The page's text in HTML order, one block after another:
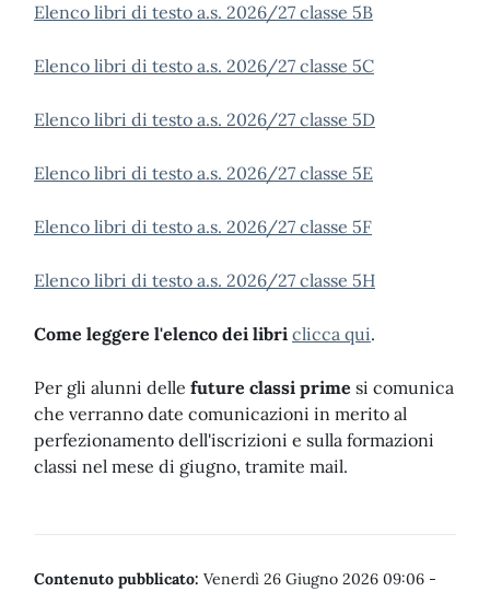
Elenco libri di testo a.s. 2026/27 classe 5B
Elenco libri di testo a.s. 2026/27 classe 5C
Elenco libri di testo a.s. 2026/27 classe 5D
Elenco libri di testo a.s. 2026/27 classe 5E
Elenco libri di testo a.s. 2026/27 classe 5F
Elenco libri di testo a.s. 2026/27 classe 5H
Come leggere l'elenco dei libri clicca qui.
Per gli alunni delle future classi prime si comunica
che verranno date comunicazioni in merito al
perfezionamento dell'iscrizioni e sulla formazioni
classi nel mese di giugno, tramite mail.
Contenuto pubblicato: Venerdì 26 Giugno 2026 09:06 -